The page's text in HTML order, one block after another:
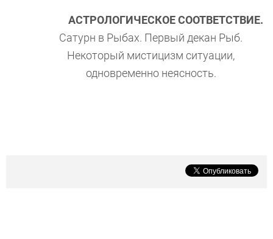
АСТРОЛОГИЧЕСКОЕ СООТВЕТСТВИЕ.
Сатурн в Рыбах. Первый декан Рыб.
Некоторый мистицизм ситуации,
одновременно неясность.